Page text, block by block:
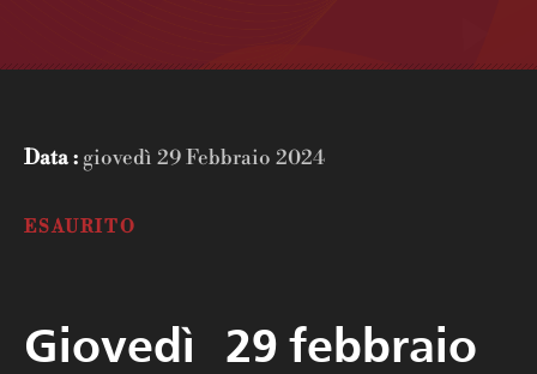
Data :giovedì 29 Febbraio 2024
ESAURITO
Giovedì 29 febbraio